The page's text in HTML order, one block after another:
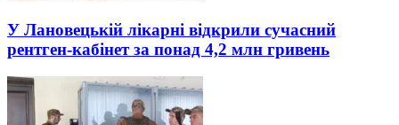
У Лановецькій лікарні відкрили сучасний
рентген-кабінет за понад 4,2 млн гривень